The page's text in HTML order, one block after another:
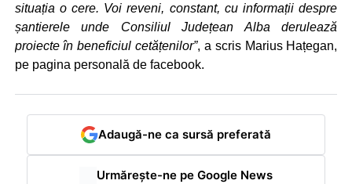
situația o cere. Voi reveni, constant, cu informații despre
șantierele unde Consiliul Județean Alba derulează
proiecte în beneficiul cetățenilor”, a scris Marius Hațegan,
pe pagina personală de facebook.
Adaugă-ne ca sursă preferată
Urmărește-ne pe Google News